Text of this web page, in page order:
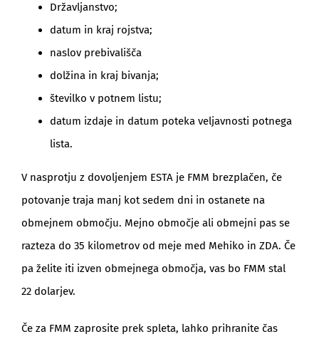
Državljanstvo;
datum in kraj rojstva;
naslov prebivališča
dolžina in kraj bivanja;
številko v potnem listu;
datum izdaje in datum poteka veljavnosti potnega
lista.
V nasprotju z dovoljenjem ESTA je FMM brezplačen, če
potovanje traja manj kot sedem dni in ostanete na
obmejnem območju. Mejno območje ali obmejni pas se
razteza do 35 kilometrov od meje med Mehiko in ZDA. Če
pa želite iti izven obmejnega območja, vas bo FMM stal
22 dolarjev.
Če za FMM zaprosite prek spleta, lahko prihranite čas